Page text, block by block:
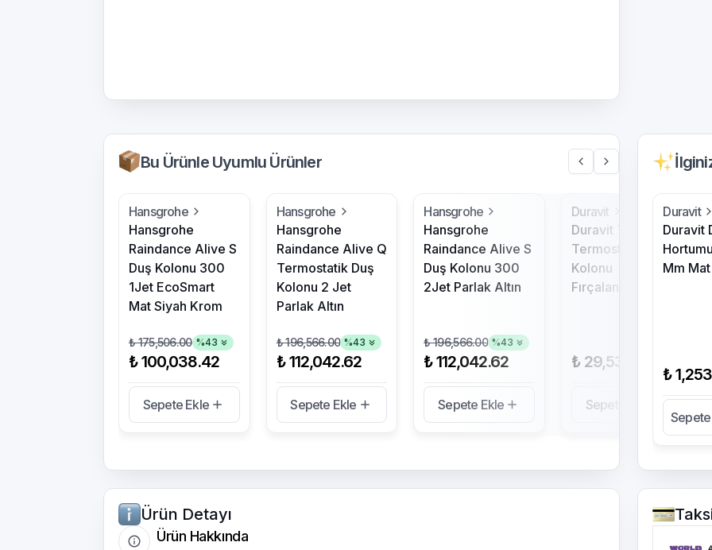
Bu Ürünle Uyumlu Ürünler
Hansgrohe
Hansgrohe
Raindance Alive S
Duş Kolonu 300
1Jet EcoSmart
Mat Siyah Krom
₺ 175,506.00 %43
₺ 100,038.42
Sepete Ekle
Hansgrohe
Hansgrohe
Raindance Alive Q
Termostatik Duş
Kolonu 2 Jet
Parlak Altın
₺ 196,566.00 %43
₺ 112,042.62
Sepete Ekle
Hansgrohe
Hansgrohe
Raindance Alive S
Duş Kolonu 300
2Jet Parlak Altın
₺ 196,566.00 %43
₺ 112,042.62
Sepete Ekle
Duravit
Duravit Th
Termostatik Duş
Kolonu
Fırçalanmış Çelik
₺ 29,539.00
Sepete Ekle
Duravit
Duravit
Mm
₺
Ürün Detayı
Ürün Hakkında